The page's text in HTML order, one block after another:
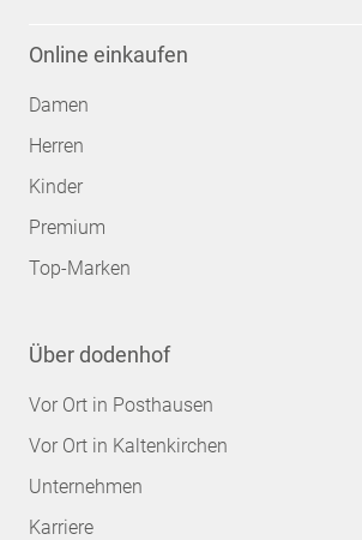
Online einkaufen
Damen
Herren
Kinder
Premium
Top-Marken
Über dodenhof
Vor Ort in Posthausen
Vor Ort in Kaltenkirchen
Unternehmen
Karriere